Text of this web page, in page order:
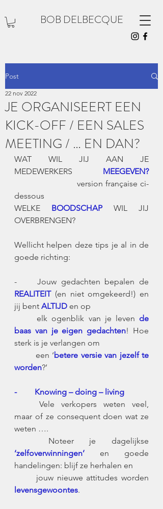
BOB DELBECQUE
Post
JE ORGANISEERT EEN
KICK-OFF / EEN SALES
MEETING / … EN DAN?
22 nov 2022
WAT WIL JIJ AAN JE
MEDEWERKERS MEEGEVEN?
dessous
WELKE BOODSCHAP WIL JIJ
Wellicht helpen deze tips je al in de
goede richting:
REALITEIT (en niet omgekeerd!) en
jij bent ALTIJD en op
	elk ogenblik van je leven
de
baas van je eigen gedachten! Hoe
sterk is je verlangen om
	een ‘
betere versie van jezelf te
worden?’
-
Knowing – doing – living
maar of ze consequent doen wat ze
weten ….
‘zelfoverwinningen’ en goede
handelingen: blijf ze herhalen en
levensgewoontes.